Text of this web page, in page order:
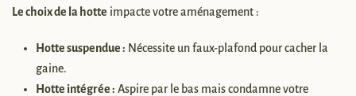
Le choix de la hotte impacte votre aménagement :
Hotte suspendue : Nécessite un faux-plafond pour cacher la
gaine.
Hotte intégrée : Aspire par le bas mais condamne votre